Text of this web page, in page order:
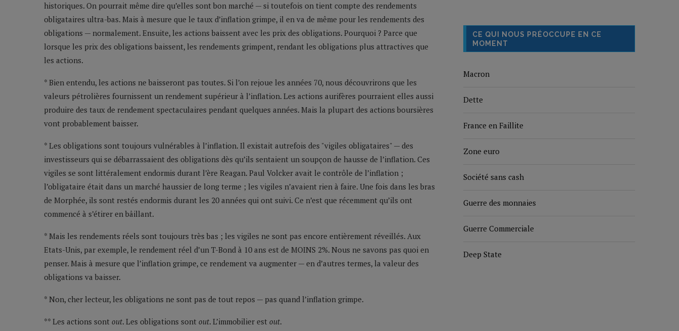
historiques. On pourrait même dire qu’elles sont bon marché — si toutefois on tient compte des rendements
obligataires ultra-bas. Mais à mesure que le taux d’inflation grimpe, il en va de même pour les rendements des
obligations — normalement. Ensuite, les actions baissent avec les prix des obligations. Pourquoi ? Parce que
lorsque les prix des obligations baissent, les rendements grimpent, rendant les obligations plus attractives que
les actions.
* Bien entendu, les actions ne baisseront pas toutes. Si l’on rejoue les années 70, nous découvrirons que les
valeurs pétrolières fournissent un rendement supérieur à l’inflation. Les actions aurifères pourraient elles aussi
produire des taux de rendement spectaculaires pendant quelques années. Mais la plupart des actions boursières
vont probablement baisser.
* Les obligations sont toujours vulnérables à l’inflation. Il existait autrefois des "vigiles obligataires" — des
investisseurs qui se débarrassaient des obligations dès qu’ils sentaient un soupçon de hausse de l’inflation. Ces
vigiles se sont littéralement endormis durant l’ère Reagan. Paul Volcker avait le contrôle de l’inflation ;
l’obligataire était dans un marché haussier de long terme ; les vigiles n’avaient rien à faire. Une fois dans les bras
de Morphée, ils sont restés endormis durant les 20 années qui ont suivi. Ce n’est que récemment qu’ils ont
commencé à s’étirer en bâillant.
* Mais les rendements réels sont toujours très bas ; les vigiles ne sont pas encore entièrement réveillés. Aux
Etats-Unis, par exemple, le rendement réel d’un T-Bond à 10 ans est de MOINS 2%. Nous ne savons pas quoi en
penser. Mais à mesure que l’inflation grimpe, ce rendement va augmenter — en d’autres termes, la valeur des
obligations va baisser.
* Non, cher lecteur, les obligations ne sont pas de tout repos — pas quand l’inflation grimpe.
** Les actions sont out. Les obligations sont out. L’immobilier est out.
CE QUI NOUS PRÉOCCUPE EN CE
MOMENT
Macron
Dette
France en Faillite
Zone euro
Société sans cash
Guerre des monnaies
Guerre Commerciale
Deep State